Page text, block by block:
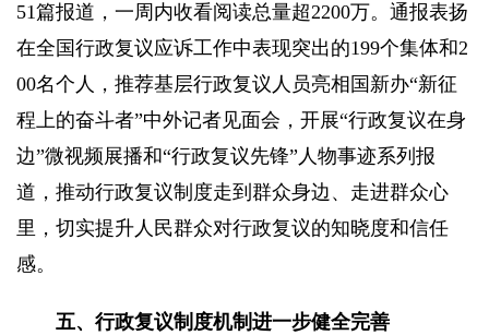
51篇报道，一周内收看阅读总量超2200万。通报表扬
在全国行政复议应诉工作中表现突出的199个集体和2
00名个人，推荐基层行政复议人员亮相国新办“新征
程上的奋斗者”中外记者见面会，开展“行政复议在身
边”微视频展播和“行政复议先锋”人物事迹系列报
道，推动行政复议制度走到群众身边、走进群众心
里，切实提升人民群众对行政复议的知晓度和信任
感。
五、行政复议制度机制进一步健全完善